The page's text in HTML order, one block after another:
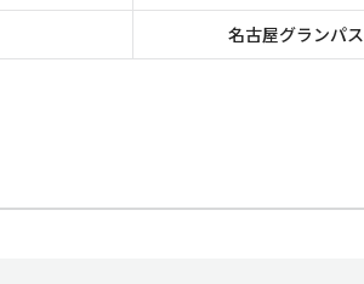
名古屋グランパス